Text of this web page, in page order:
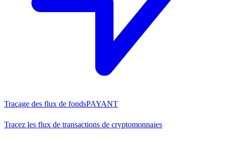
Traçage des flux de fondsPAYANT
Tracez les flux de transactions de cryptomonnaies